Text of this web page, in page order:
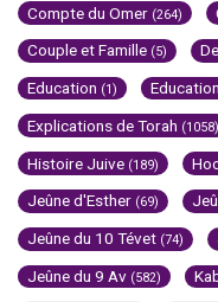
Compte du Omer (264)
Couple et Famille (5)
Education (1) Education
Explications de Torah (1058)
Histoire Juive (189)
Jeûne d'Esther (69)
Jeûne du 10 Tévet (74)
Jeûne du 9 Av (582)